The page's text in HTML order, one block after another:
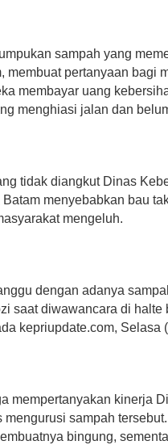
sampah yang
membuat pertanyaan bagi
membayar uang
menghiasi jalan dan
tidak diangkut Dinas
Batam menyebabkan bau
mengeluh.
dengan adanya
saat diwawancara di
kepriupdate.com, Selasa
mempertanyakan kinerja
mengurusi sampah
bingung,